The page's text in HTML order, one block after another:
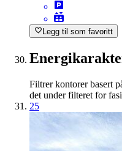
Legg til som favoritt
Filtrer kontorer basert
det under filteret for
25